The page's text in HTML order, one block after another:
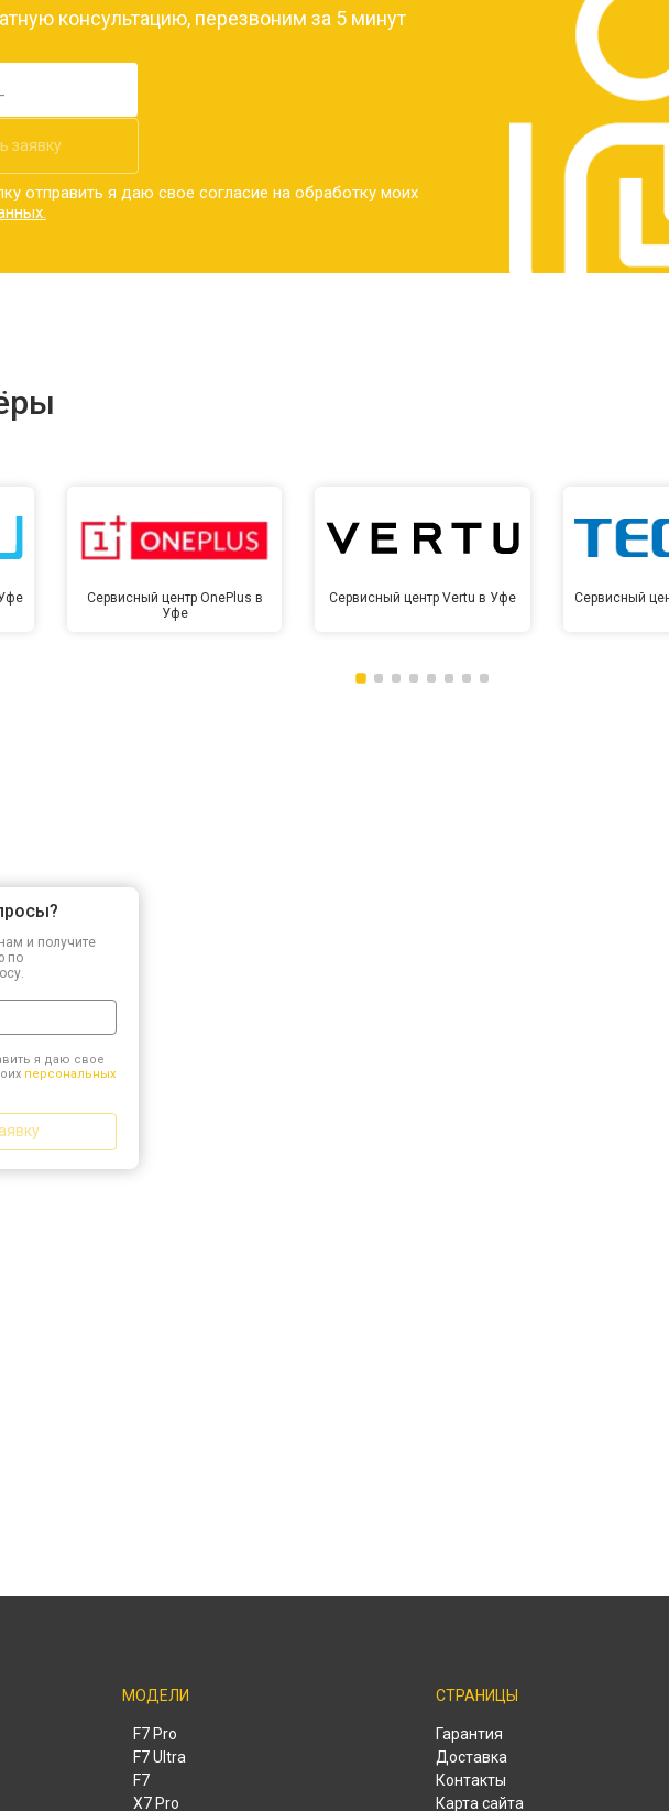
консультацию, перезвоним за 5 минут
заявку
отправить я даю свое согласие на обработку моих
Сервисный центр OnePlus в
Уфе
Сервисный центр Vertu в Уфе Сервисный
и получите
по
я даю свое
персональных
МОДЕЛИ
F7 Pro
F7 Ultra
F7
X7 Pro
СТРАНИЦЫ
Гарантия
Доставка
Контакты
Карта сайта